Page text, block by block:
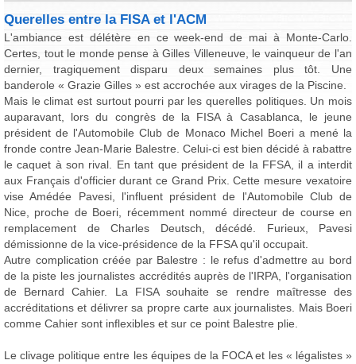
Querelles entre la FISA et l'ACM
L'ambiance est délétère en ce week-end de mai à Monte-Carlo.
Certes, tout le monde pense à Gilles Villeneuve, le vainqueur de l'an
dernier, tragiquement disparu deux semaines plus tôt. Une
banderole « Grazie Gilles » est accrochée aux virages de la Piscine.
Mais le climat est surtout pourri par les querelles politiques. Un mois
auparavant, lors du congrès de la FISA à Casablanca, le jeune
président de l'Automobile Club de Monaco Michel Boeri a mené la
fronde contre Jean-Marie Balestre. Celui-ci est bien décidé à rabattre
le caquet à son rival. En tant que président de la FFSA, il a interdit
aux Français d'officier durant ce Grand Prix. Cette mesure vexatoire
vise Amédée Pavesi, l'influent président de l'Automobile Club de
Nice, proche de Boeri, récemment nommé directeur de course en
remplacement de Charles Deutsch, décédé. Furieux, Pavesi
démissionne de la vice-présidence de la FFSA qu'il occupait.
Autre complication créée par Balestre : le refus d'admettre au bord
de la piste les journalistes accrédités auprès de l'IRPA, l'organisation
de Bernard Cahier. La FISA souhaite se rendre maîtresse des
accréditations et délivrer sa propre carte aux journalistes. Mais Boeri
comme Cahier sont inflexibles et sur ce point Balestre plie.
Le clivage politique entre les équipes de la FOCA et les « légalistes »